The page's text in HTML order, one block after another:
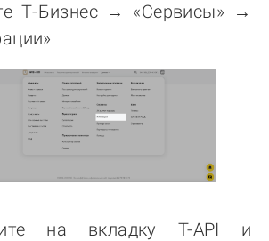
Т-Бизнес → «Сервисы» →
на вкладку T-API и